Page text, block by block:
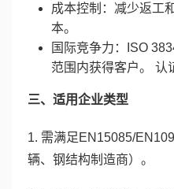
成本控制：减少返工
本。
国际竞争力：ISO
范围内获得客户。 认
三、适用企业类型
1. 需满足EN15085/
辆、钢结构制造商）。